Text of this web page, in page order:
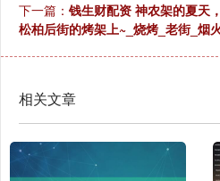
下一篇： 钱生财配资 神农架的夏天
松柏后街的烤架上~_烧烤_老街_烟
相关文章